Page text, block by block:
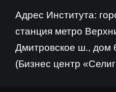
Адрес Института:
станция метро
Дмитровское ш., дом
(Бизнес центр